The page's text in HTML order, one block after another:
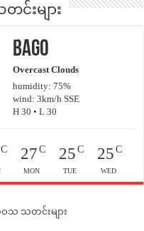
င်းများ
Bago
Overcast Clouds
humidity: 75%
wind: 3km/h SSE
H 30 • L 30
C 27 C
MON
25 C
TUE
25 C
WED
သတင်းများ